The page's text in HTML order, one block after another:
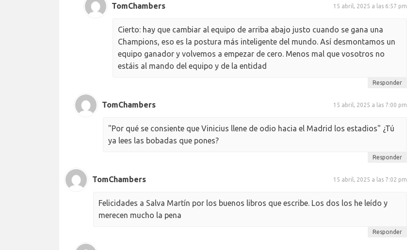
TomChambers 15 abril, 2025 a las 6:57 pm
Cierto: hay que cambiar al equipo de arriba abajo justo cuando se gana una
Champions, eso es la postura más inteligente del mundo. Así desmontamos un
equipo ganador y volvemos a empezar de cero. Menos mal que vosotros no
estáis al mando del equipo y de la entidad
Responder
TomChambers 15 abril, 2025 a las 7:00 pm
"Por qué se consiente que Vinicius llene de odio hacia el Madrid los estadios" ¿Tú
ya lees las bobadas que pones?
Responder
TomChambers 15 abril, 2025 a las 7:02 pm
Felicidades a Salva Martín por los buenos libros que escribe. Los dos los he leído y
merecen mucho la pena
Responder